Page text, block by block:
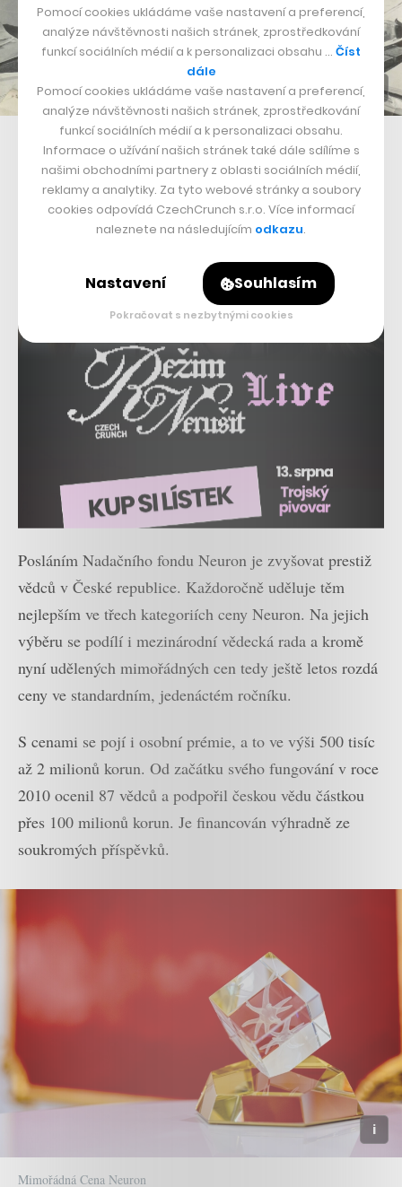
Epidemiolog Karel Raška
Posláním Nadačního fondu Neuron je zvyšovat prestiž
vědců v České republice. Každoročně uděluje těm
nejlepším ve třech kategoriích ceny Neuron. Na jejich
výběru se podílí i mezinárodní vědecká rada a kromě
nyní udělených mimořádných cen tedy ještě letos rozdá
ceny ve standardním, jedenáctém ročníku.
S cenami se pojí i osobní prémie, a to ve výši 500 tisíc
až 2 milionů korun. Od začátku svého fungování v roce
2010 ocenil 87 vědců a podpořil českou vědu částkou
přes 100 milionů korun. Je financován výhradně ze
soukromých příspěvků.
Mimořádná Cena Neuron
Pomocí cookies ukládáme vaše nastavení a preferencí,
analýze návštěvnosti našich stránek, zprostředkování
funkcí sociálních médií a k personalizaci obsahu … Číst
dále
Pomocí cookies ukládáme vaše nastavení a preferencí,
analýze návštěvnosti našich stránek, zprostředkování
funkcí sociálních médií a k personalizaci obsahu.
Informace o užívání našich stránek také dále sdílíme s
našimi obchodními partnery z oblasti sociálních médií,
reklamy a analytiky. Za tyto webové stránky a soubory
cookies odpovídá CzechCrunch s.r.o. Více informací
naleznete na následujícím odkazu.
Nastavení Souhlasím
Pokračovat s nezbytnými cookies